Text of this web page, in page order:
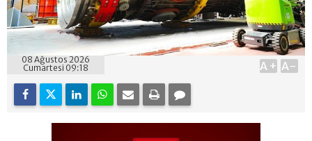
08 Ağustos 2026
Cumartesi 09:18
A+ A-